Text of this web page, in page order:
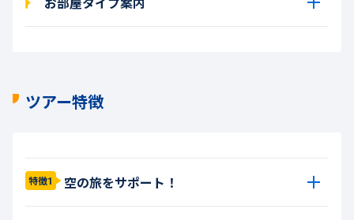
ツアー特徴
特徴1 空の旅をサポート！